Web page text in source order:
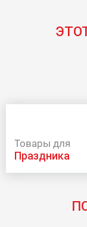
Товары для
праздника